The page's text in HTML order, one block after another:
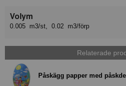
Volym
0.005 m3/st, 0.02 m3/förp
Relaterade
Påskägg papper med